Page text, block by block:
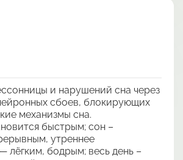
и нарушений сна через
сбоев, блокирующих
механизмы сна.
быстрым; сон –
утреннее
лёгким, бодрым; весь день –